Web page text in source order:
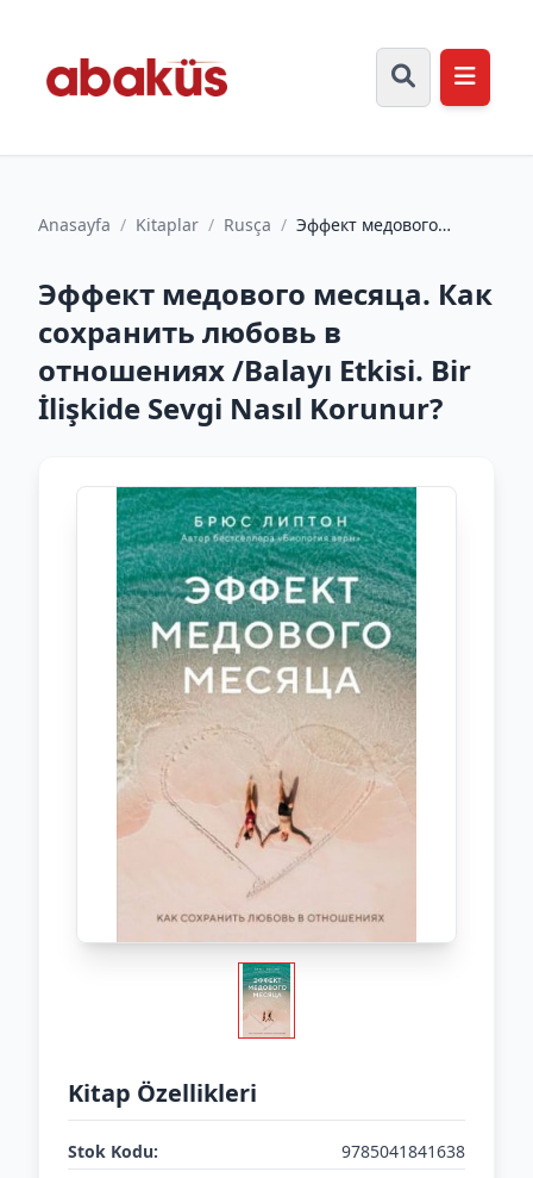
Anasayfa / Kitaplar / Rusça / Эффект медового
/Balay...
Эффект медового месяца. Как
сохранить любовь в
отношениях /Balayı Etkisi. Bir
İlişkide Sevgi Nasıl Korunur?
Kitap Özellikleri
Stok Kodu:
9785041841638